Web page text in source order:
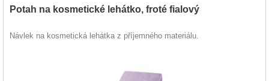
Potah na kosmetické lehátko, froté fialový
Návlek na kosmetická lehátka z příjemného materiálu.